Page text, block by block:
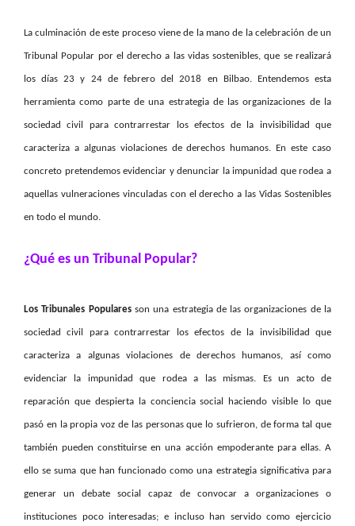
La culminación de este proceso viene de la mano de la celebración de un
Tribunal Popular por el derecho a las vidas sostenibles, que se realizará
los días 23 y 24 de febrero del 2018 en Bilbao. Entendemos esta
herramienta como parte de una estrategia de las organizaciones de la
sociedad civil para contrarrestar los efectos de la invisibilidad que
caracteriza a algunas violaciones de derechos humanos. En este caso
concreto pretendemos evidenciar y denunciar la impunidad que rodea a
aquellas vulneraciones vinculadas con el derecho a las Vidas Sostenibles
en todo el mundo.
¿Qué es un Tribunal Popular?
Los Tribunales Populares son una estrategia de las organizaciones de la
sociedad civil para contrarrestar los efectos de la invisibilidad que
caracteriza a algunas violaciones de derechos humanos, así como
evidenciar la impunidad que rodea a las mismas. Es un acto de
reparación que despierta la conciencia social haciendo visible lo que
pasó en la propia voz de las personas que lo sufrieron, de forma tal que
también pueden constituirse en una acción empoderante para ellas. A
ello se suma que han funcionado como una estrategia significativa para
generar un debate social capaz de convocar a organizaciones o
instituciones poco interesadas; e incluso han servido como ejercicio